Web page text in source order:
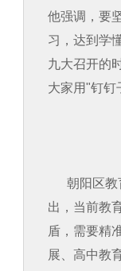
他强调，要
习，达到学
九大召开的
大家用"钉钉
朝阳区教
出，当前教
盾，需要精
展、高中教